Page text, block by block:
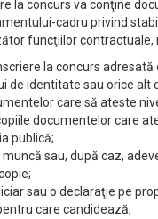
la concurs va conţine
cadru privind
funcţiilor contractuale,
la concurs
de identitate sau orice
care să ateste
documentelor care
publică;
sau, după caz,
copie;
sau o declaraţie pe
care candidează;